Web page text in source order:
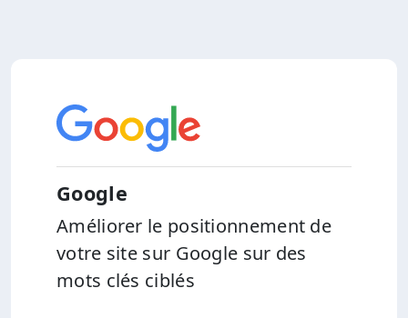
Google
Améliorer le positionnement de
votre site sur Google sur des
mots clés ciblés